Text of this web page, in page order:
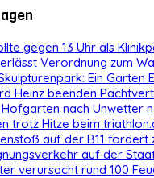
gegen 13 Uhr als
Verordnung zum
Ein Garten
Heinz beenden
nach Unwetter
trotz Hitze beim
auf der B11 fordert
auf der
verursacht rund 100